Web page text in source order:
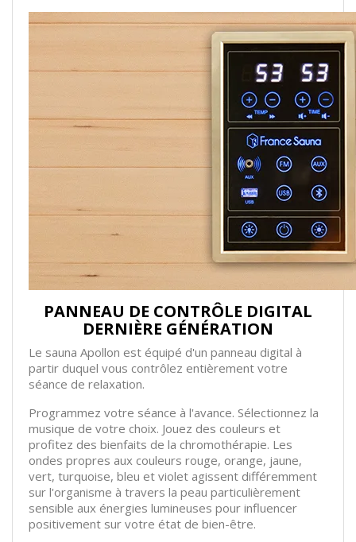
PANNEAU DE CONTRÔLE DIGITAL
DERNIÈRE GÉNÉRATION
Le sauna Apollon est équipé d'un panneau digital à
partir duquel vous contrôlez entièrement votre
séance de relaxation.
Programmez votre séance à l'avance. Sélectionnez la
musique de votre choix. Jouez des couleurs et
profitez des bienfaits de la chromothérapie. Les
ondes propres aux couleurs rouge, orange, jaune,
vert, turquoise, bleu et violet agissent différemment
sur l'organisme à travers la peau particulièrement
sensible aux énergies lumineuses pour influencer
positivement sur votre état de bien-être.